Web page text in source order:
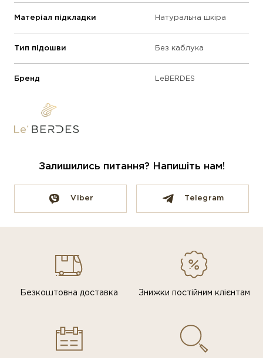
Матеріал підкладки Натуральна шкіра
Тип підошви Без каблука
Бренд LeBERDES
Залишились питання? Напишіть нам!
Viber Telegram
Безкоштовна доставка Знижки постiйним клiєнтам